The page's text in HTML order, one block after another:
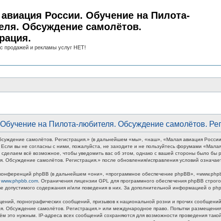
России. Обучение на Пилота-
Обсуждение самолётов.
продажей и рекламы услуг НЕТ!
на Пилота-любителя. Обсуждение самолётов.
самолётов. Регистрация.» (в дальнейшем «мы», «наш», «Малая авиация
вы не согласны с ними, пожалуйста, не заходите и не пользуйтесь форумами
всё возможное, чтобы уведомить вас об этом, однако с вашей стороны было бы
самолётов. Регистрация.» после обновления/исправления условий
phpBB (в дальнейшем «они», «программное обеспечение phpBB»,
www.phpbb.com . Ограничения лицензии GPL для программного обеспечения phpBB
допустимого содержания и/или поведения в них. За дополнительной информацией о
порнографических сообщений, призывов к национальной розни и прочих
Обсуждение самолётов. Регистрация.» или международное право. Попытки
это нужным. IP-адреса всех сообщений сохраняются для возможности проведения